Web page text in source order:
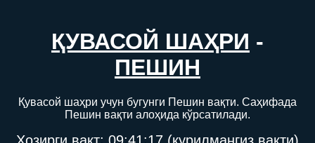
ҚУВАСОЙ ШАҲРИ -
ПЕШИН
Қувасой шаҳри учун бугунги Пешин вақти. Саҳифада
Пешин вақти алоҳида кўрсатилади.